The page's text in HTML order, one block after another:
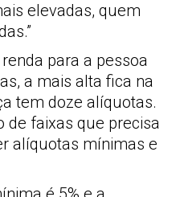
elevadas, quem
para a pessoa
a mais alta fica na
tem doze alíquotas.
de faixas que precisa
alíquotas mínimas e